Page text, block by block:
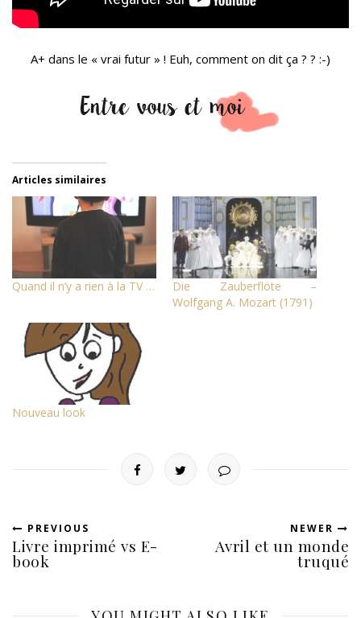
A+ dans le « vrai futur » ! Euh, comment on dit ça ? ? :-)
Articles similaires
Quand il n’y a rien à la TV …
Die Zauberflöte –
Wolfgang A. Mozart (1791)
Nouveau look
PREVIOUS
Livre imprimé vs E-
book
NEWER
Avril et un monde
truqué